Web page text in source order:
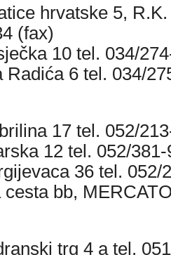
hrvatske 5,
(fax)
10 tel. 034/
Radića 6 tel. 034/
17 tel. 052/
12 tel. 052/381-
36 tel. 052/
bb,
trg 4 a tel.